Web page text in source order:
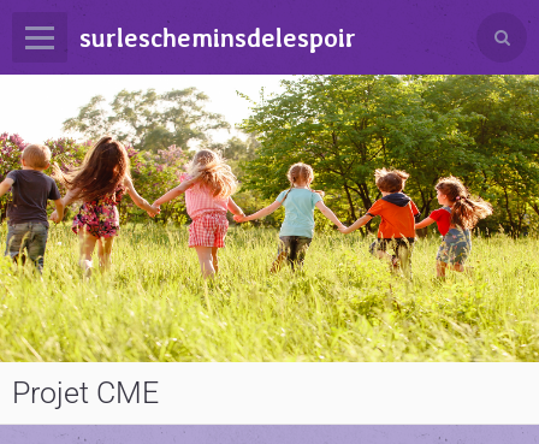
surlescheminsdelespoir
Projet CME